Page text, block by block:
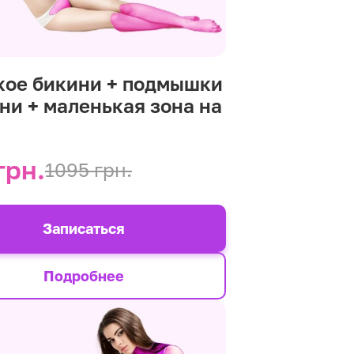
бикини + подмышки
+ маленькая зона на
1095 грн.
Подробнее
Записаться